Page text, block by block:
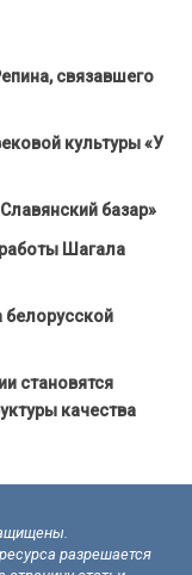
связавшего
культуры «У
базар»
Шагала
становятся
качества
разрешается